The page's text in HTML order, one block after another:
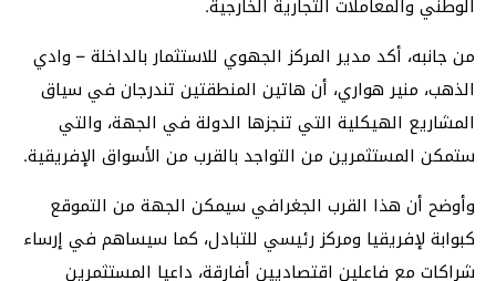
الوطني والمعاملات التجارية الخارجية.
من جانبه، أكد مدير المركز الجهوي للاستثمار بالداخلة – وادي
الذهب، منير هواري، أن هاتين المنطقتين تندرجان في سياق
المشاريع الهيكلية التي تنجزها الدولة في الجهة، والتي
ستمكن المستثمرين من التواجد بالقرب من الأسواق الإفريقية.
وأوضح أن هذا القرب الجغرافي سيمكن الجهة من التموقع
كبوابة لإفريقيا ومركز رئيسي للتبادل، كما سيساهم في إرساء
شراكات مع فاعلين اقتصاديين أفارقة، داعيا المستثمرين